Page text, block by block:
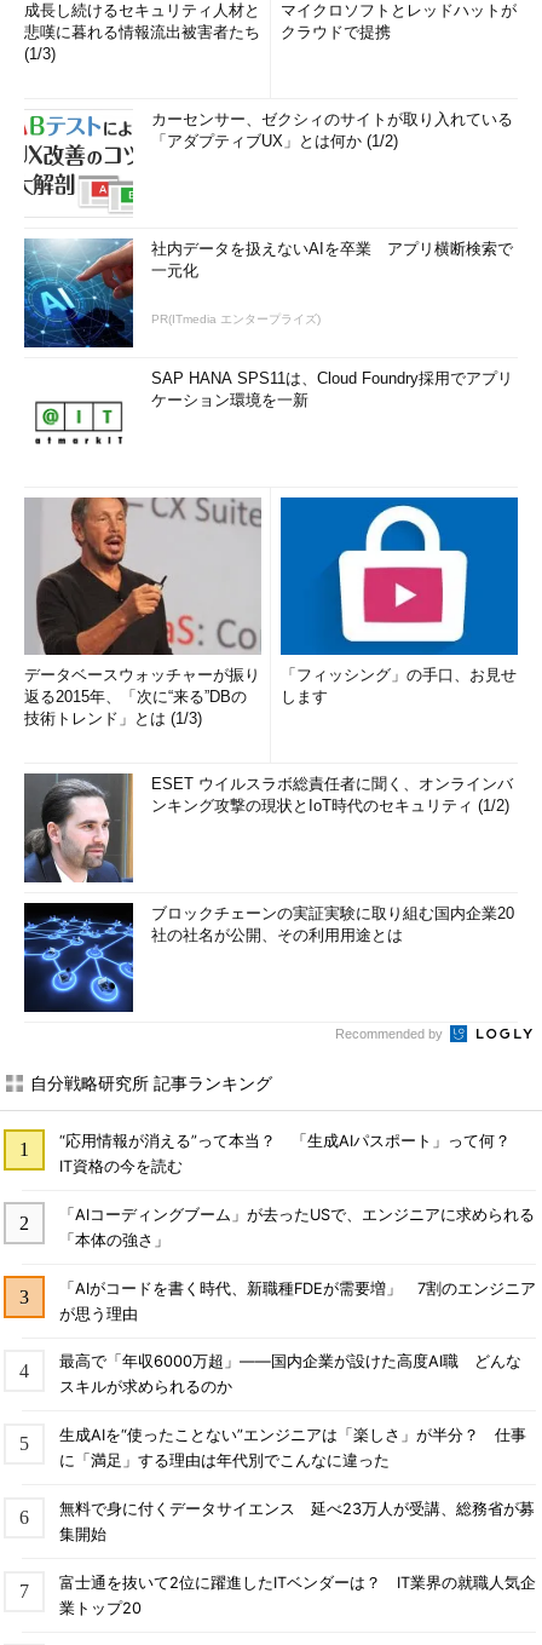
成長し続けるセキュリティ人材と
悲嘆に暮れる情報流出被害者たち
(1/3)
マイクロソフトとレッドハットが
クラウドで提携
カーセンサー、ゼクシィのサイトが取り入れている
「アダプティブUX」とは何か (1/2)
社内データを扱えないAIを卒業 アプリ横断検索で
一元化
PR(ITmedia エンタープライズ)
SAP HANA SPS11は、Cloud Foundry採用でアプリ
ケーション環境を一新
データベースウォッチャーが振り
返る2015年、「次に“来る”DBの
技術トレンド」とは (1/3)
「フィッシング」の手口、お見せ
します
ESET ウイルスラボ総責任者に聞く、オンラインバ
ンキング攻撃の現状とIoT時代のセキュリティ (1/2)
ブロックチェーンの実証実験に取り組む国内企業20
社の社名が公開、その利用用途とは
Recommended by
自分戦略研究所 記事ランキング
“応用情報が消える”って本当？ 「生成AIパスポート」って何？
IT資格の今を読む
「AIコーディングブーム」が去ったUSで、エンジニアに求められる
「本体の強さ」
「AIがコードを書く時代、新職種FDEが需要増」 7割のエンジニア
が思う理由
最高で「年収6000万超」――国内企業が設けた高度AI職 どんな
スキルが求められるのか
生成AIを“使ったことない”エンジニアは「楽しさ」が半分？ 仕事
に「満足」する理由は年代別でこんなに違った
無料で身に付くデータサイエンス 延べ23万人が受講、総務省が募
集開始
富士通を抜いて2位に躍進したITベンダーは？ IT業界の就職人気企
業トップ20